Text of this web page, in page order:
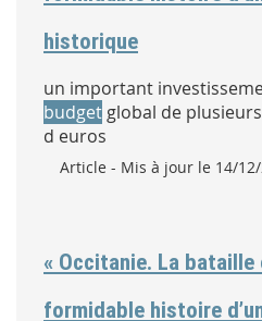
historique
un important
budgetglobal de
d euros
Type :
Article - Mis à jour le 14/
« Occitanie. La bataille
formidable histoire